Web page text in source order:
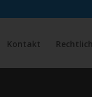
Kontakt